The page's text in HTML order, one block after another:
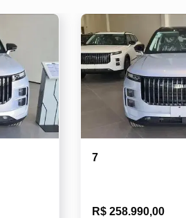
7
R$ 258.990,00